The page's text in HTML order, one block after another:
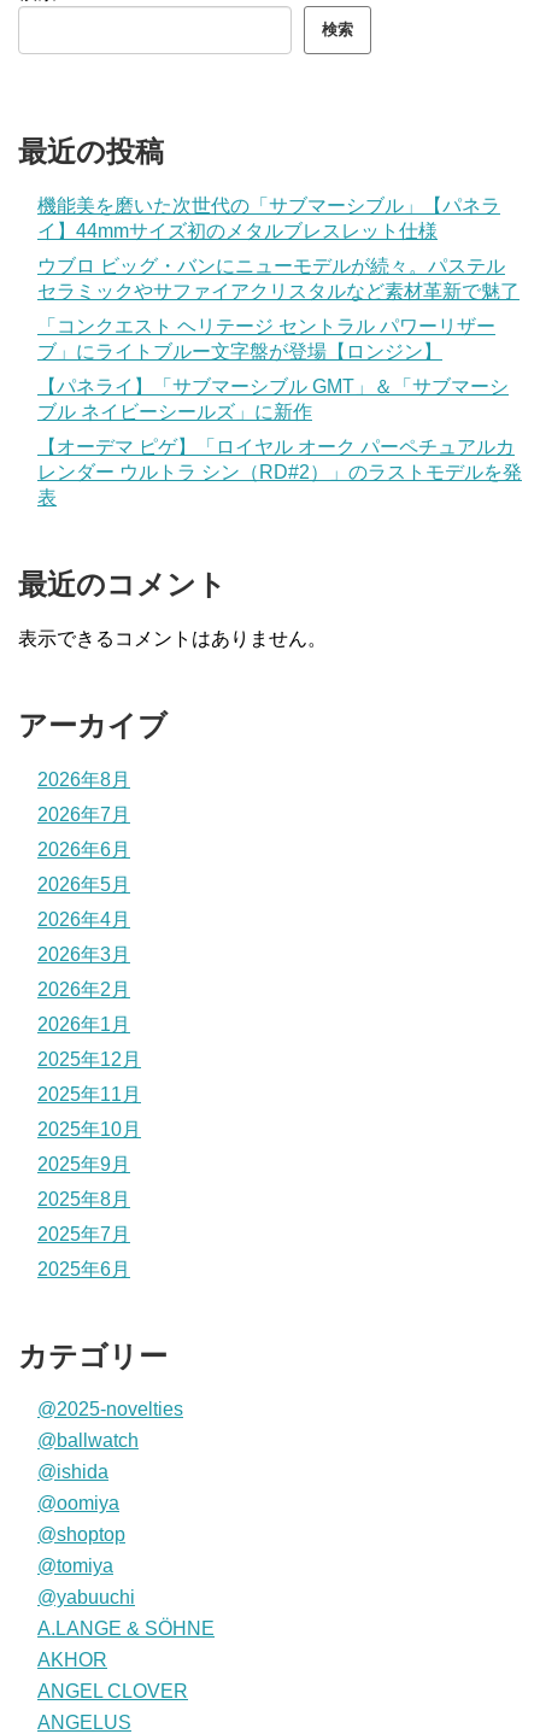
検索
最近の投稿
機能美を磨いた次世代の「サブマーシブル」【パネラ
イ】44mmサイズ初のメタルブレスレット仕様
ウブロ ビッグ・バンにニューモデルが続々。パステル
セラミックやサファイアクリスタルなど素材革新で魅了
「コンクエスト ヘリテージ セントラル パワーリザー
ブ」にライトブルー文字盤が登場【ロンジン】
【パネライ】「サブマーシブル GMT」＆「サブマーシ
ブル ネイビーシールズ」に新作
【オーデマ ピゲ】「ロイヤル オーク パーペチュアルカ
レンダー ウルトラ シン（RD#2）」のラストモデルを発
表
最近のコメント
表示できるコメントはありません。
アーカイブ
2026年8月
2026年7月
2026年6月
2026年5月
2026年4月
2026年3月
2026年2月
2026年1月
2025年12月
2025年11月
2025年10月
2025年9月
2025年8月
2025年7月
2025年6月
カテゴリー
@2025-novelties
@ballwatch
@ishida
@oomiya
@shoptop
@tomiya
@yabuuchi
A.LANGE & SÖHNE
AKHOR
ANGEL CLOVER
ANGELUS